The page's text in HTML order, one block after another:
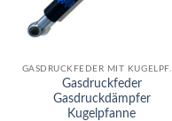
Gasdruckfeder
Gasdruckdämpfer
Kugelpfanne